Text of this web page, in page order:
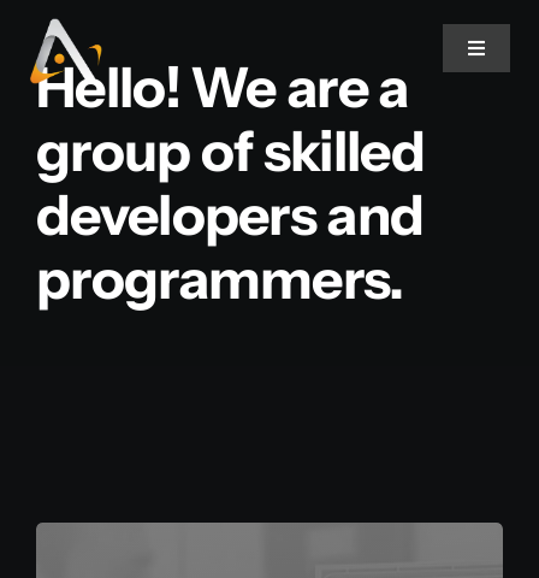
para
Toggle
Produtos
Informativo
Contato
Hello! We are a
group of skilled
developers and
programmers.